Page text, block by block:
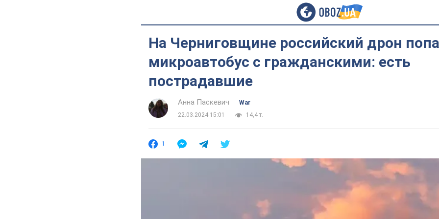
На Черниговщине российский дрон
микроавтобус с гражданскими: есть
пострадавшие
Анна Паскевич
War
22.03.2024 15:01
14,4 т.
1